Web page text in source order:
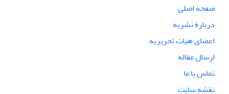
صفحه اصلی
درباره نشریه
اعضای هیات تحریریه
ارسال مقاله
تماس با ما
نقشه سایت